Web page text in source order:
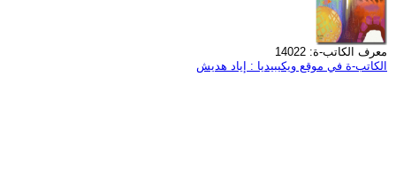
معرف الكاتب-ة: 14022
الكاتب-ة في موقع ويكيبيديا : إياد هديش